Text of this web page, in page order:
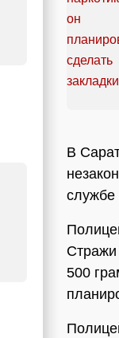
В
службе
Стражи
500